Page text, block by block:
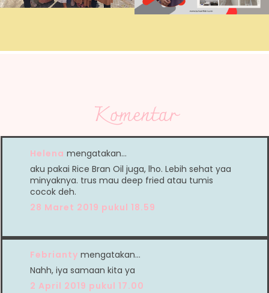
Komentar
Helena mengatakan…
aku pakai Rice Bran Oil juga, lho. Lebih sehat yaa
minyaknya. trus mau deep fried atau tumis
cocok deh.
28 Maret 2019 pukul 18.59
Febrianty mengatakan…
Nahh, iya samaan kita ya
2 April 2019 pukul 17.00